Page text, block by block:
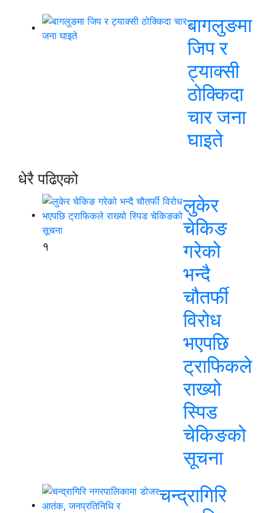
बागलुङमा
जिप र
ट्याक्सी
ठोक्किदा
चार जना
घाइते
धेरै पढिएको
१
लुकेर
चेकिङ
गरेको
भन्दै
चौतर्फी
विरोध
भएपछि
ट्राफिकले
राख्यो
स्पिड
चेकिङको
सूचना
चन्द्रागिरि